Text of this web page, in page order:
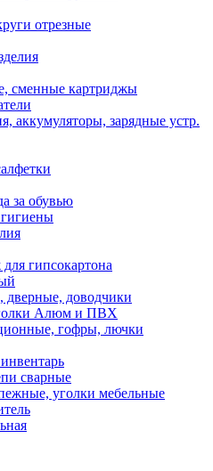
отрезные
сменные картриджы
аккумуляторы, зарядные устр.
за обувью
гипсокартона
дверные, доводчики
Алюм и ПВХ
гофры, лючки
сварные
уголки мебельные